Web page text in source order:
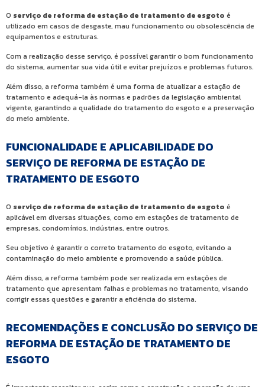
O serviço de reforma de estação de tratamento de esgoto é
utilizado em casos de desgaste, mau funcionamento ou obsolescência de
equipamentos e estruturas.
Com a realização desse serviço, é possível garantir o bom funcionamento
do sistema, aumentar sua vida útil e evitar prejuízos e problemas futuros.
Além disso, a reforma também é uma forma de atualizar a estação de
tratamento e adequá-la às normas e padrões da legislação ambiental
vigente, garantindo a qualidade do tratamento do esgoto e a preservação
do meio ambiente.
FUNCIONALIDADE E APLICABILIDADE DO
SERVIÇO DE REFORMA DE ESTAÇÃO DE
TRATAMENTO DE ESGOTO
O serviço de reforma de estação de tratamento de esgoto é
aplicável em diversas situações, como em estações de tratamento de
empresas, condomínios, indústrias, entre outros.
Seu objetivo é garantir o correto tratamento do esgoto, evitando a
contaminação do meio ambiente e promovendo a saúde pública.
Além disso, a reforma também pode ser realizada em estações de
tratamento que apresentam falhas e problemas no tratamento, visando
corrigir essas questões e garantir a eficiência do sistema.
RECOMENDAÇÕES E CONCLUSÃO DO SERVIÇO DE
REFORMA DE ESTAÇÃO DE TRATAMENTO DE
ESGOTO